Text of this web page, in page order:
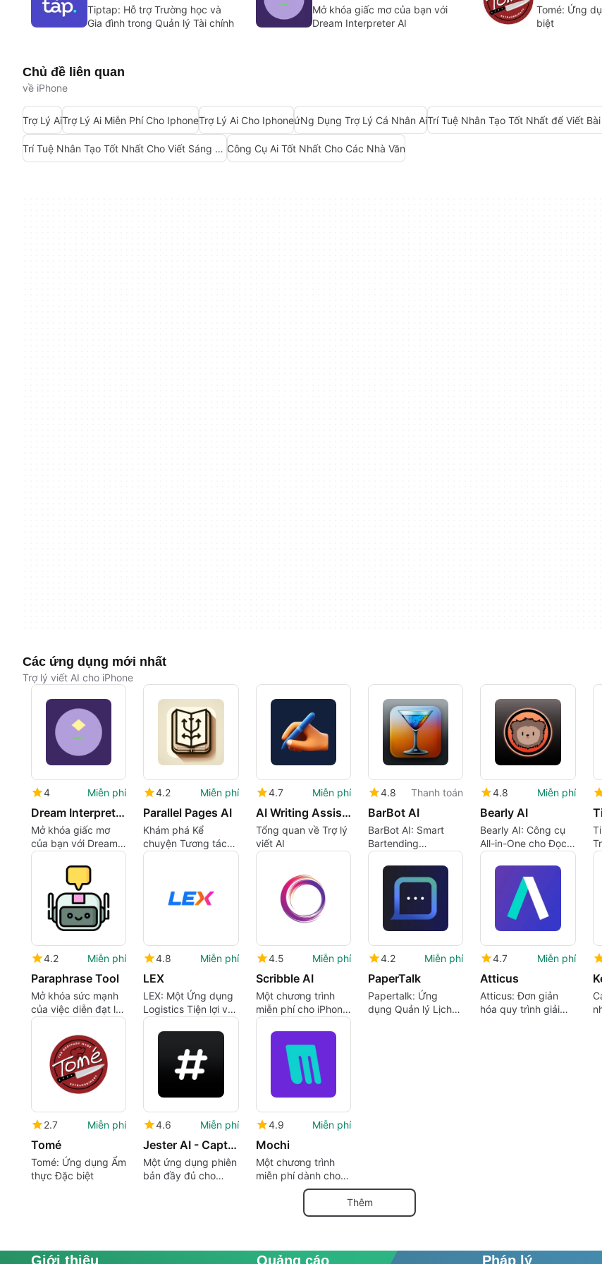
Tiptap: Hỗ trợ Trường học và
Gia đình trong Quản lý Tài chính
Mở khóa giấc mơ của bạn với
Dream Interpreter AI
Tomé: Ứng
biệt
Chủ đề liên quan
về iPhone
Trợ Lý AiTrợ Lý Ai Miễn Phí Cho IphoneTrợ Lý Ai Cho IphoneứNg Dụng Trợ Lý Cá Nhân AiTrí Tuệ Nhân Tạo Tốt Nhất để Viết
Trí Tuệ Nhân Tạo Tốt Nhất Cho Viết Sáng Tạo Công Cụ Ai Tốt Nhất Cho Các Nhà Văn
Các ứng dụng mới nhất
Trợ lý viết AI cho iPhone
4 Miễn phí
Dream Interpreter AI
Mở khóa giấc mơ
của bạn với Dream
Interpreter AI
4.2 Miễn phí
Parallel Pages AI
Khám phá Kể
chuyện Tương tác
với Parallel Pages AI
4.7 Miễn phí
AI Writing Assistant
Tổng quan về Trợ lý
viết AI
4.8 Thanh toán
BarBot AI
BarBot AI: Smart
Bartending
Reinvented
4.8 Miễn phí
Bearly AI
Bearly AI: Công cụ
All-in-One cho Đọc,
Viết và Sáng tạo
4.2 Miễn phí
Paraphrase Tool
Mở khóa sức mạnh
của việc diễn đạt lại
với công cụ
Paraphrase AI!
4.8 Miễn phí
LEX
LEX: Một Ứng dụng
Logistics Tiện lợi và
Hiệu quả cho Chủ
cửa hàng
4.5 Miễn phí
Scribble AI
Một chương trình
miễn phí cho iPhone,
bởi Sahil Mehta.
4.2 Miễn phí
PaperTalk
Papertalk: Ứng
dụng Quản lý Lịch
4.7 Miễn phí
Atticus
Atticus: Đơn giản
hóa quy trình giải
2.7 Miễn phí
Tomé
Tomé: Ứng dụng Ẩm
thực Đặc biệt
4.6 Miễn phí
Jester AI - Caption Writer
Một ứng dụng phiên
bản đầy đủ cho
4.9 Miễn phí
Mochi
Một chương trình
miễn phí dành cho
iPhone của
Thêm
Giới thiệu Quảng cáo Pháp lý